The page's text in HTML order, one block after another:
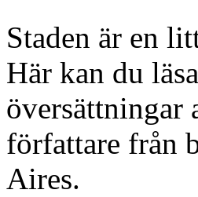
Staden är en
Här kan du
översättningar
författare från
Aires.